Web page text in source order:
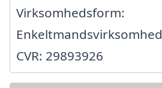
Virksomhedsform:
Enkeltmandsvirksomhed
CVR: 29893926